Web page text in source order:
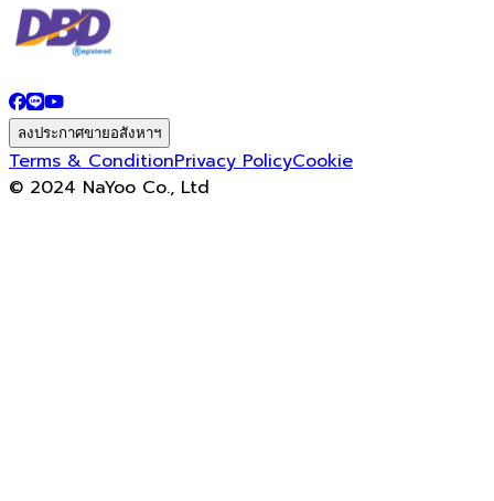
ลงประกาศขายอสังหาฯ
Terms & ConditionPrivacy PolicyCookie
© 2024 NaYoo Co., Ltd